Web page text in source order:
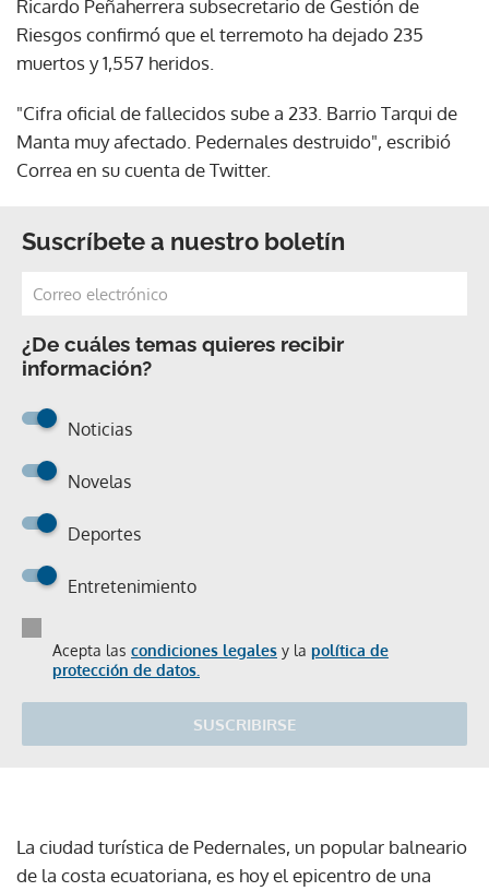
Ricardo Peñaherrera subsecretario de Gestión de
Riesgos confirmó que el terremoto ha dejado 235
muertos y 1,557 heridos.
"Cifra oficial de fallecidos sube a 233. Barrio Tarqui de
Manta muy afectado. Pedernales destruido", escribió
Correa en su cuenta de Twitter.
Suscríbete a nuestro boletín
¿De cuáles temas quieres recibir
información?
Noticias
Novelas
Deportes
Entretenimiento
Acepta las condiciones legales y la política de
protección de datos.
SUSCRIBIRSE
La ciudad turística de Pedernales, un popular balneario
de la costa ecuatoriana, es hoy el epicentro de una